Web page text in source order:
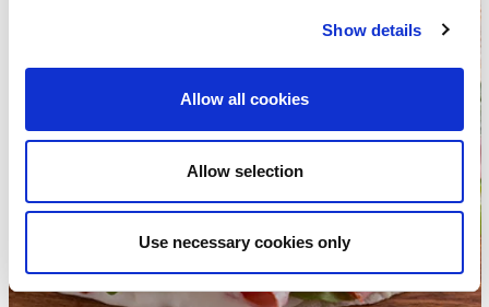
Show details
Allow all cookies
Allow selection
Use necessary cookies only